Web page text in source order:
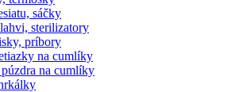
sáčky
sterilizatory
príbory
na cumlíky
na cumlíky